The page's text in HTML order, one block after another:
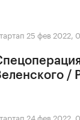
25 фев 2022,
/
24 фев 2022,